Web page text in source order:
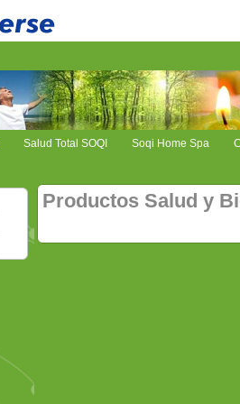
Salud Total SOQI Soqi Home Spa
Productos Salud y